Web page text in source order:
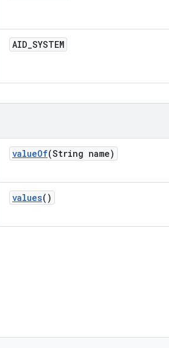
AID_SYSTEM
valueOf(String name)
values()